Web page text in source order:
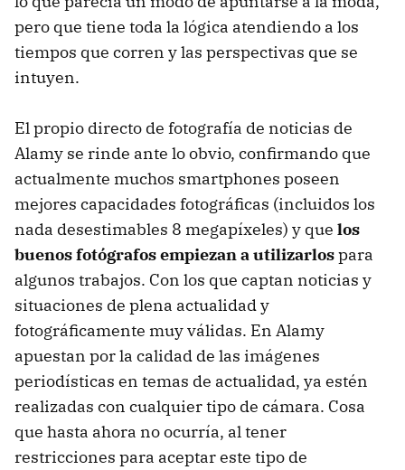
pero que tiene toda la lógica atendiendo a los
tiempos que corren y las perspectivas que se
intuyen.
El propio directo de fotografía de noticias de
Alamy se rinde ante lo obvio, confirmando que
actualmente muchos smartphones poseen
mejores capacidades fotográficas (incluidos los
nada desestimables 8 megapíxeles) y que los
buenos fotógrafos empiezan a utilizarlospara
algunos trabajos. Con los que captan noticias y
situaciones de plena actualidad y
fotográficamente muy válidas. En Alamy
apuestan por la calidad de las imágenes
periodísticas en temas de actualidad, ya estén
realizadas con cualquier tipo de cámara. Cosa
que hasta ahora no ocurría, al tener
restricciones para aceptar este tipo de